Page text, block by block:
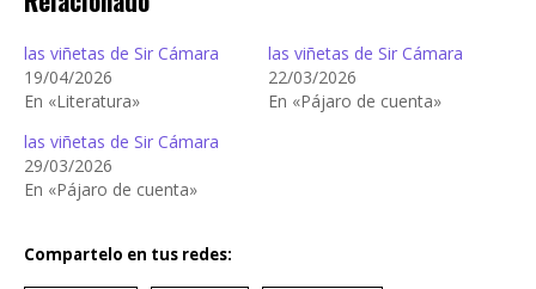
las viñetas de Sir Cámara
19/04/2026
En «Literatura»
las viñetas de Sir Cámara
22/03/2026
En «Pájaro de cuenta»
las viñetas de Sir Cámara
29/03/2026
En «Pájaro de cuenta»
Compartelo en tus redes: